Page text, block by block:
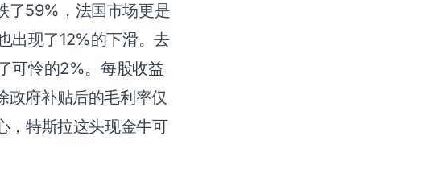
了59%，法国市场更是
出现了12%的下滑。去
可怜的2%。每股收益
政府补贴后的毛利率仅
，特斯拉这头现金牛可